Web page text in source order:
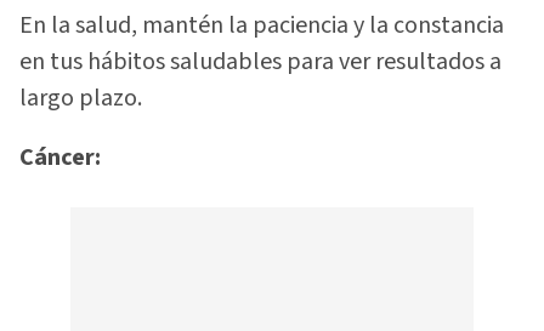
En la salud, mantén la paciencia y la constancia
en tus hábitos saludables para ver resultados a
largo plazo.
Cáncer: